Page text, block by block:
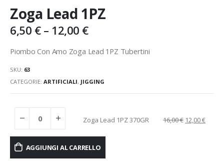
Zoga Lead 1PZ
6,50 €– 12,00 €
Piombo Con Amo Zoga Lead 1PZ Tubertini
SKU: 63
CATEGORIE: ARTIFICIALI, JIGGING
Zoga Lead 1PZ 370GR 16,00€ 12,00€
AGGIUNGI AL CARRELLO